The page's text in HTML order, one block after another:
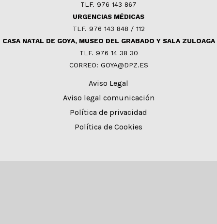
TLF. 976 143 867
URGENCIAS MÉDICAS
TLF. 976 143 848 / 112
CASA NATAL DE GOYA, MUSEO DEL GRABADO Y SALA ZULOAGA
TLF. 976 14 38 30
CORREO: GOYA@DPZ.ES
Aviso Legal
Aviso legal comunicación
Política de privacidad
Política de Cookies